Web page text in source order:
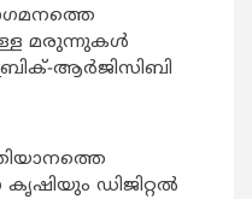
മരുന്നുകള്‍
ബ്രിക്-ആര്‍ജിസിബി
കൃഷിയും ഡിജിറ്റൽ